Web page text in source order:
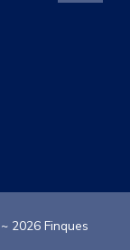
2026 Finques